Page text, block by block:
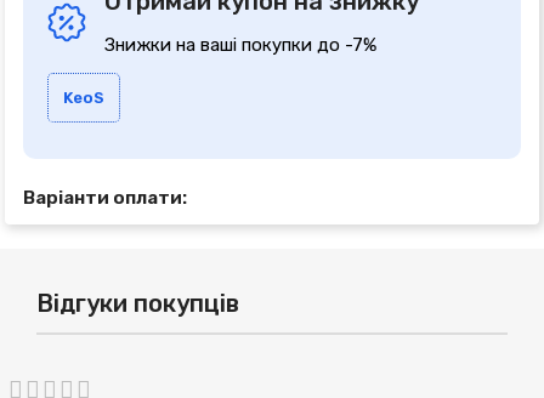
Знижки на ваші покупки до -7%
KeoS
Варіанти оплати:
Відгуки покупців